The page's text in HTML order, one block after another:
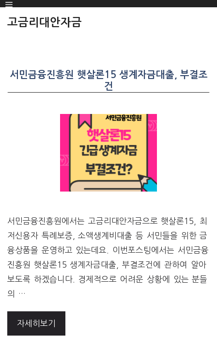
SKIP
TO
Menu
고금리대안자금
서민금융진흥원 햇살론15 생계자금대출, 부결조
건
서민금융진흥원에서는 고금리대안자금으로 햇살론15, 최
저신용자 특례보증, 소액생계비대출 등 서민들을 위한 금
융상품을 운영하고 있는데요. 이번포스팅에서는 서민금융
진흥원 햇살론15 생계자금대출, 부결조건에 관하여 알아
보도록 하겠습니다. 경제적으로 어려운 상황에 있는 분들
의 …
자세히보기